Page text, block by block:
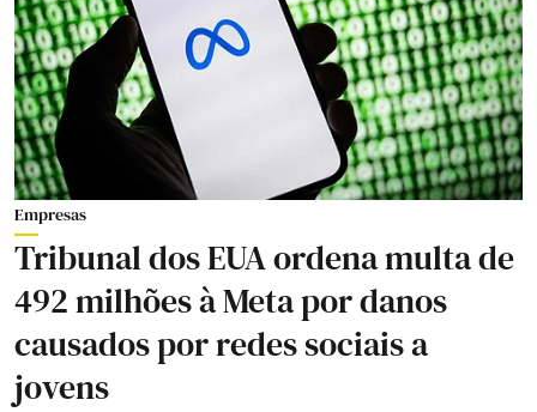
Empresas
Tribunal dos EUA ordena multa de
492 milhões à Meta por danos
causados por redes sociais a
jovens